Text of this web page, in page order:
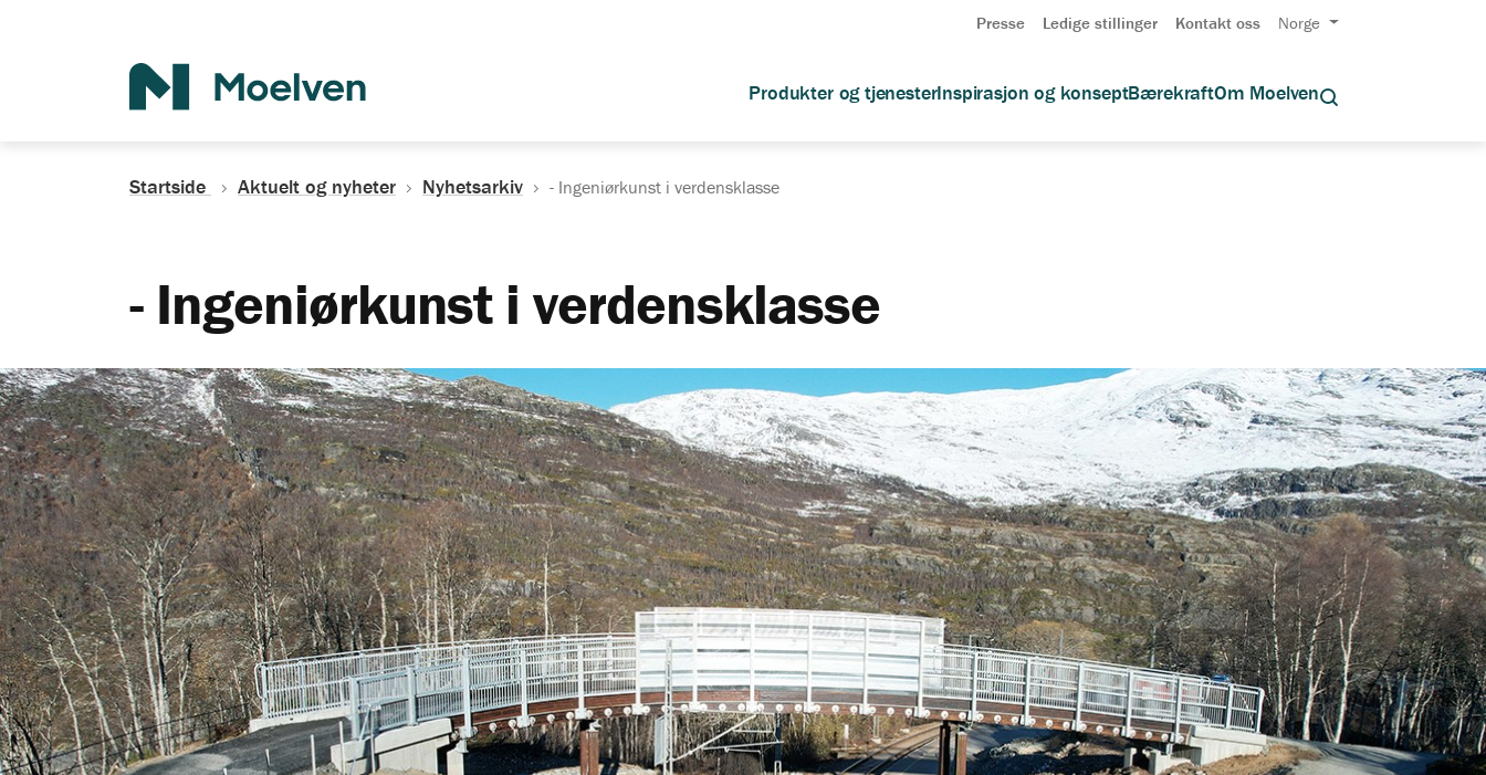
Presse Ledige stillinger Kontakt oss Norge
Produkter og tjenesterInspirasjon og konseptBærekraftOm Moelven
Startside Aktuelt og nyheter Nyhetsarkiv - Ingeniørkunst i verdensklasse
- Ingeniørkunst i verdensklasse